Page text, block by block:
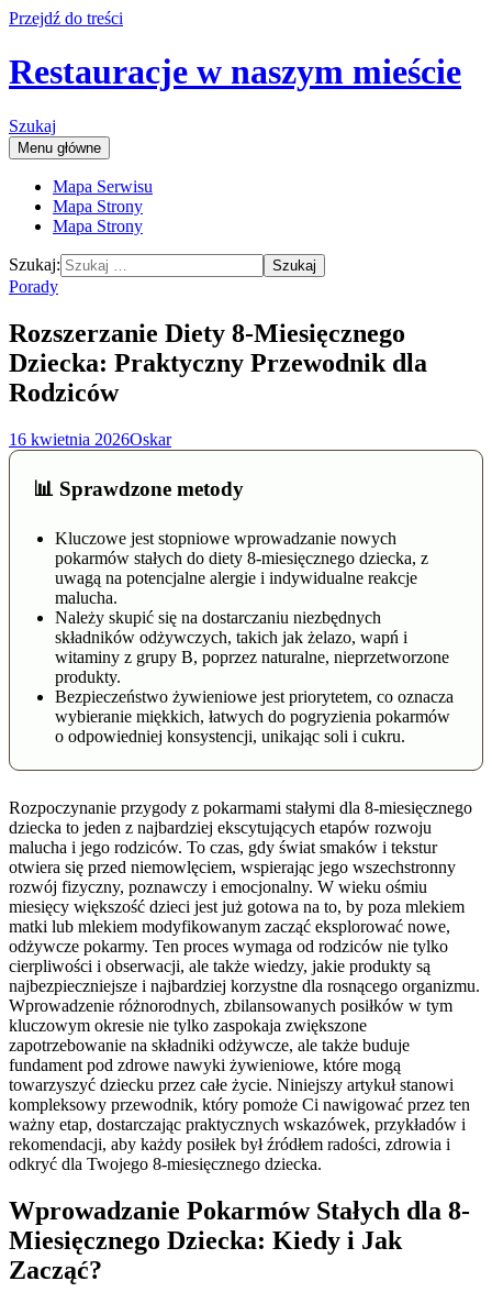
Przejdź do treści
Restauracje w naszym mieście
Szukaj
Menu główne
Mapa Serwisu
Mapa Strony
Mapa Strony
Szukaj:
Porady
Rozszerzanie Diety 8-Miesięcznego
Dziecka: Praktyczny Przewodnik dla
Rodziców
16 kwietnia 2026Oskar
📊 Sprawdzone metody
Kluczowe jest stopniowe wprowadzanie nowych
pokarmów stałych do diety 8-miesięcznego dziecka, z
uwagą na potencjalne alergie i indywidualne reakcje
malucha.
Należy skupić się na dostarczaniu niezbędnych
składników odżywczych, takich jak żelazo, wapń i
witaminy z grupy B, poprzez naturalne, nieprzetworzone
produkty.
Bezpieczeństwo żywieniowe jest priorytetem, co oznacza
wybieranie miękkich, łatwych do pogryzienia pokarmów
o odpowiedniej konsystencji, unikając soli i cukru.
Rozpoczynanie przygody z pokarmami stałymi dla 8-miesięcznego
dziecka to jeden z najbardziej ekscytujących etapów rozwoju
malucha i jego rodziców. To czas, gdy świat smaków i tekstur
otwiera się przed niemowlęciem, wspierając jego wszechstronny
rozwój fizyczny, poznawczy i emocjonalny. W wieku ośmiu
miesięcy większość dzieci jest już gotowa na to, by poza mlekiem
matki lub mlekiem modyfikowanym zacząć eksplorować nowe,
odżywcze pokarmy. Ten proces wymaga od rodziców nie tylko
cierpliwości i obserwacji, ale także wiedzy, jakie produkty są
najbezpieczniejsze i najbardziej korzystne dla rosnącego organizmu.
Wprowadzenie różnorodnych, zbilansowanych posiłków w tym
kluczowym okresie nie tylko zaspokaja zwiększone
zapotrzebowanie na składniki odżywcze, ale także buduje
fundament pod zdrowe nawyki żywieniowe, które mogą
towarzyszyć dziecku przez całe życie. Niniejszy artykuł stanowi
kompleksowy przewodnik, który pomoże Ci nawigować przez ten
ważny etap, dostarczając praktycznych wskazówek, przykładów i
rekomendacji, aby każdy posiłek był źródłem radości, zdrowia i
odkryć dla Twojego 8-miesięcznego dziecka.
Wprowadzanie Pokarmów Stałych dla 8-
Miesięcznego Dziecka: Kiedy i Jak
Zacząć?